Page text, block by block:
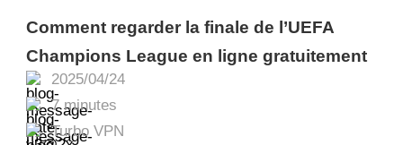
2025/04/24
7 minutes
Turbo VPN
Comment regarder la finale de l’UEFA
Champions League en ligne gratuitement